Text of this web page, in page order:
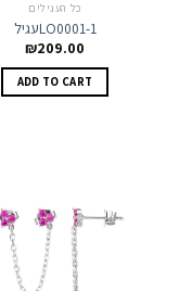
כל העגילים
עגילLO0001-1
₪209.00
ADD TO CART